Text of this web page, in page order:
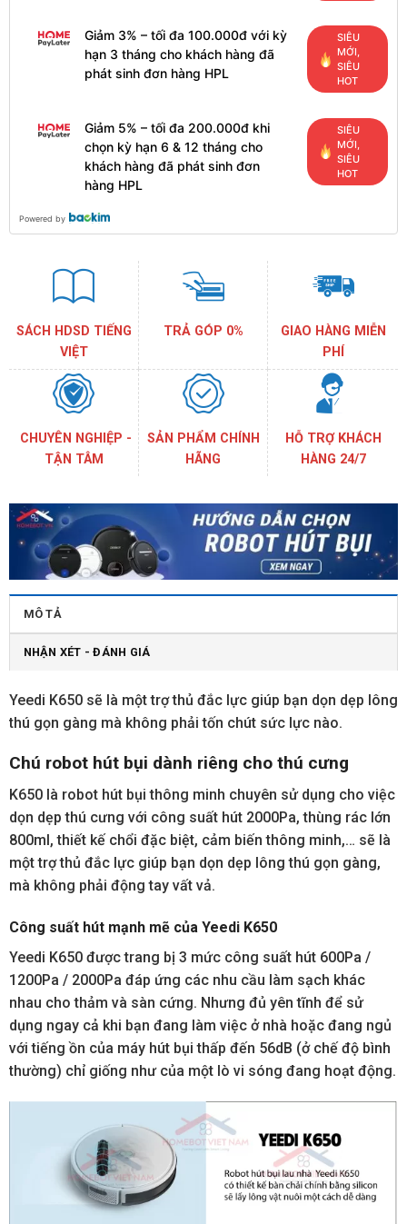
Giảm 3% – tối đa 100.000đ với kỳ
hạn 3 tháng cho khách hàng đã
phát sinh đơn hàng HPL
SIÊU
MỚI,
SIÊU
HOT
Giảm 5% – tối đa 200.000đ khi
chọn kỳ hạn 6 & 12 tháng cho
khách hàng đã phát sinh đơn
hàng HPL
SIÊU
MỚI,
SIÊU
HOT
Powered by
SÁCH HDSD TIẾNG
VIỆT
TRẢ GÓP 0%
GIAO HÀNG MIỄN
PHÍ
CHUYÊN NGHIỆP -
TẬN TÂM
SẢN PHẨM CHÍNH
HÃNG
HỖ TRỢ KHÁCH
HÀNG 24/7
MÔ TẢ
NHẬN XÉT - ĐÁNH GIÁ
Yeedi K650 sẽ là một trợ thủ đắc lực giúp bạn dọn dẹp lông
thú gọn gàng mà không phải tốn chút sức lực nào.
Chú robot hút bụi dành riêng cho thú cưng
K650 là robot hút bụi thông minh chuyên sử dụng cho việc
dọn dẹp thú cưng với công suất hút 2000Pa, thùng rác lớn
800ml, thiết kế chổi đặc biệt, cảm biến thông minh,… sẽ là
một trợ thủ đắc lực giúp bạn dọn dẹp lông thú gọn gàng,
mà không phải động tay vất vả.
Công suất hút mạnh mẽ của Yeedi K650
Yeedi K650 được trang bị 3 mức công suất hút 600Pa /
1200Pa / 2000Pa đáp ứng các nhu cầu làm sạch khác
nhau cho thảm và sàn cứng. Nhưng đủ yên tĩnh để sử
dụng ngay cả khi bạn đang làm việc ở nhà hoặc đang ngủ
với tiếng ồn của máy hút bụi thấp đến 56dB (ở chế độ bình
thường) chỉ giống như của một lò vi sóng đang hoạt động.